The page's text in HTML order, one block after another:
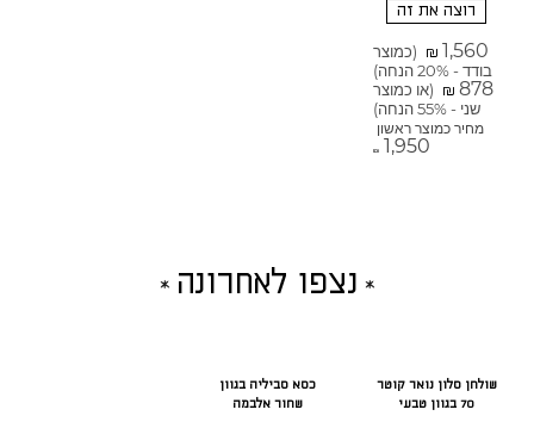
רוצה את זה
₪ 1,560
(כמוצר
בודד - 20% הנחה)
₪ 878
(או כמוצר
שני - 55% הנחה)
מחיר כמוצר ראשון
₪ 1,950
נצפו לאחרונה
שולחן סלון נואר קוטר
70 בגוון טבעי
כסא סביליה בגוון
שחור אלבמה